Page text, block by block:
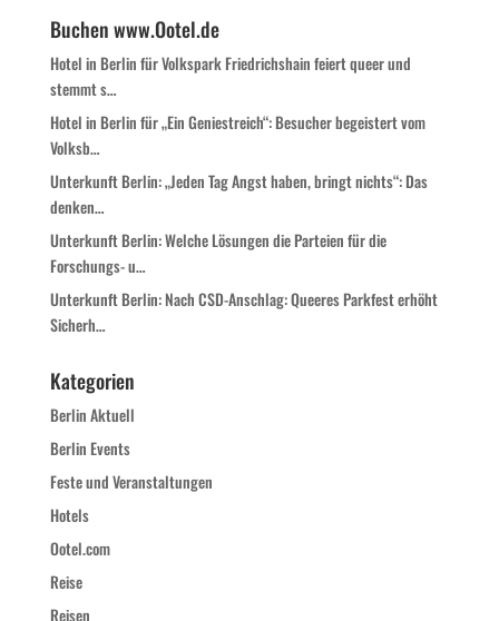
Buchen www.Ootel.de
Hotel in Berlin für Volkspark Friedrichshain feiert queer und
stemmt s…
Hotel in Berlin für „Ein Geniestreich“: Besucher begeistert vom
Volksb…
Unterkunft Berlin: „Jeden Tag Angst haben, bringt nichts“: Das
denken…
Unterkunft Berlin: Welche Lösungen die Parteien für die
Forschungs- u…
Unterkunft Berlin: Nach CSD-Anschlag: Queeres Parkfest erhöht
Sicherh…
Kategorien
Berlin Aktuell
Berlin Events
Feste und Veranstaltungen
Hotels
Ootel.com
Reise
Reisen